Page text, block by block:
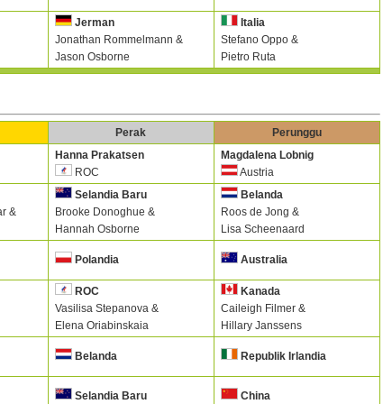
Jerman
Jonathan Rommelmann &
Jason Osborne
Italia
Stefano Oppo &
Pietro Ruta
Perak
Perunggu
Hanna Prakatsen
ROC
Magdalena Lobnig
Austria
&
Selandia Baru
Brooke Donoghue &
Hannah Osborne
Belanda
Roos de Jong &
Lisa Scheenaard
Polandia Australia
ROC
Vasilisa Stepanova &
Elena Oriabinskaia
Kanada
Caileigh Filmer &
Hillary Janssens
Belanda Republik Irlandia
Selandia Baru China